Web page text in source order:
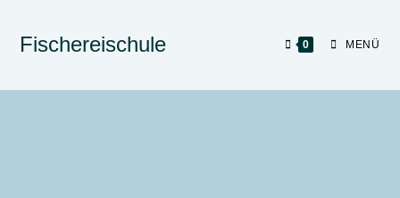
Fischereischule 0 MENÜ